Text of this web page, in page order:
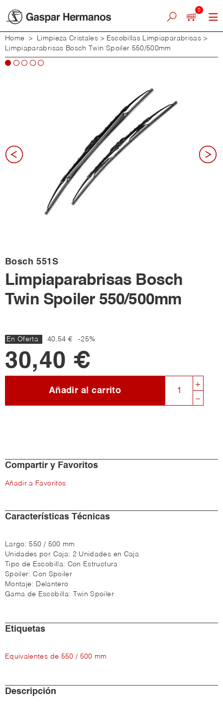
0
Home > Limpieza Cristales > Escobillas Limpiaparabrisas >
Limpiaparabrisas Bosch Twin Spoiler 550/500mm
Bosch 551S
Limpiaparabrisas Bosch
Twin Spoiler 550/500mm
En Oferta 40,54 € -25%
30,40 €
Añadir al carrito
Compartir y Favoritos
Añadir a Favoritos
Características Técnicas
Largo:550 / 500 mm
Unidades por Caja: 2 Unidades en Caja
Tipo de Escobilla: Con Estructura
Spoiler:Con Spoiler
Montaje: Delantero
Gama de Escobilla:
Twin Spoiler
Etiquetas
Equivalentes de 550 / 500 mm
Descripción